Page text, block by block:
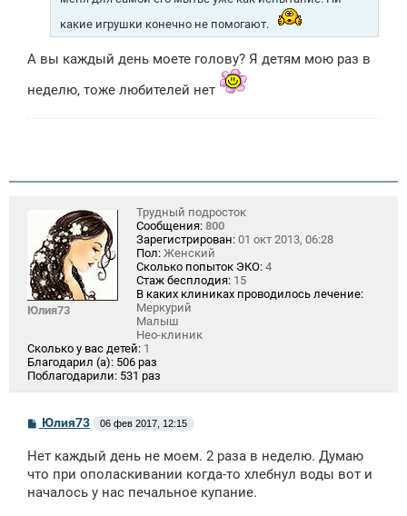
какие игрушки конечно не помогают.
А вы каждый день моете голову? Я детям мою раз в
неделю, тоже любителей нет
Юлия73
Трудный подросток
Сообщения: 800
Зарегистрирован: 01 окт 2013, 06:28
Пол: Женский
Сколько попыток ЭКО: 4
Стаж бесплодия: 15
В каких клиниках проводилось лечение:
Меркурий
Малыш
Нео-клиник
Сколько у вас детей: 1
Благодарил (а): 506 раз
Поблагодарили: 531 раз
С
б
щ
н
Юлия73 06 фев 2017, 12:15
Нет каждый день не моем. 2 раза в неделю. Думаю
что при ополаскивании когда-то хлебнул воды вот и
началось у нас печальное купание.